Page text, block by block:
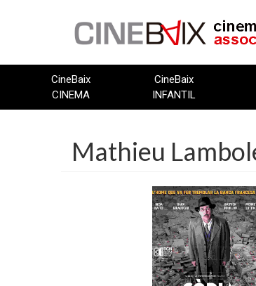
CineBaix
CINEMA
CineBaix
INFANTIL
Mathieu